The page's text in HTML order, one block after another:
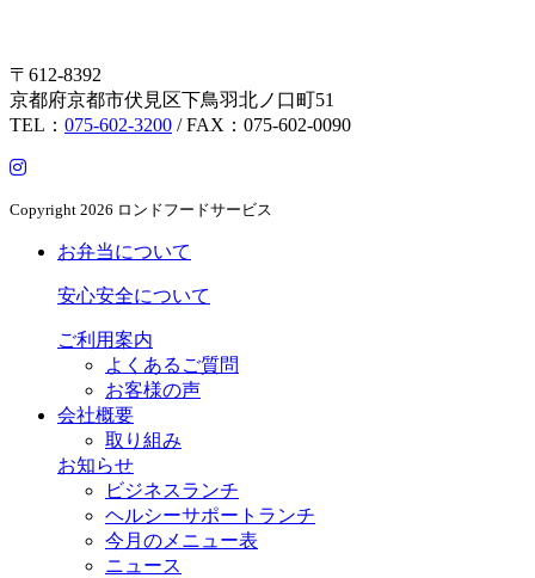
〒612-8392
京都府京都市伏見区下鳥羽北ノ口町51
TEL： 075-602-3200 / FAX：075-602-0090
Copyright 2026 ロンドフードサービス
お弁当について
安心安全について
ご利用案内
よくあるご質問
お客様の声
会社概要
取り組み
お知らせ
ビジネスランチ
ヘルシーサポートランチ
今月のメニュー表
ニュース